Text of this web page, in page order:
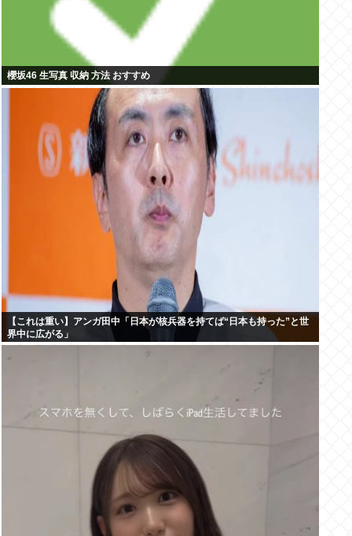
櫻坂46 生写真 収納 方法 おすすめ
【これは重い】アンガ田中「日本が核兵器を持てば“日本も持った”と世
界中に広がる」